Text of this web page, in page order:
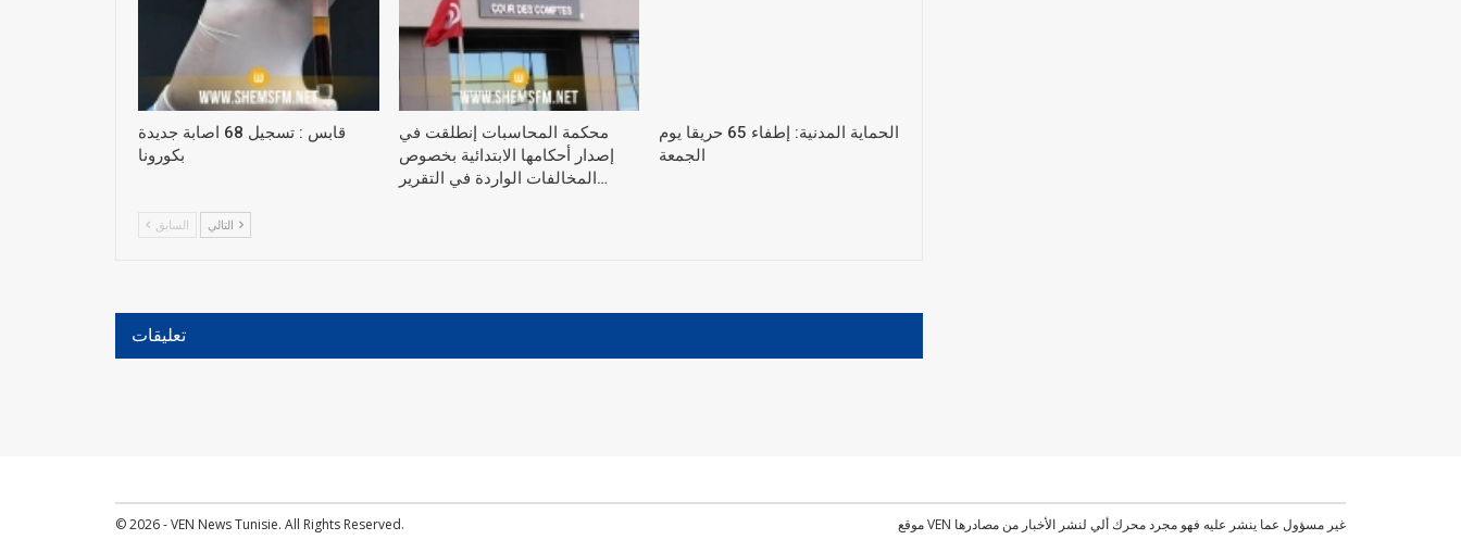
قابس : تسجيل 68 اصابة جديدة
بكورونا
محكمة المحاسبات إنطلقت في
إصدار أحكامها الابتدائية بخصوص
المخالفات الواردة في التقرير…
الحماية المدنية: إطفاء 65 حريقا يوم
الجمعة
السابق
تعليقات
© 2026 - VEN News Tunisie. All Rights Reserved. موقع VEN غير مسؤول عما ينشر عليه فهو مجرد محرك ألي لنشر الأخبار من مصادرها